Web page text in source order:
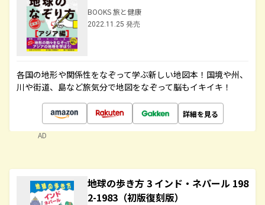
BOOKS 旅と健康
2022.11.25 発売
各国の地形や関係性をなぞって学ぶ新しい地図本！国境や州、
川や街道、島など旅気分で地図をなぞって脳もイキイキ！
詳細を見る
AD
地球の歩き方 3 インド・ネパール 198
2-1983（初版復刻版）